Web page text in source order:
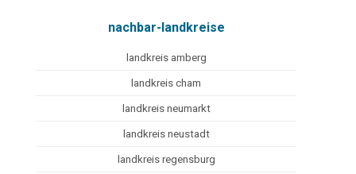
nachbar-landkreise
landkreis amberg
landkreis cham
landkreis neumarkt
landkreis neustadt
landkreis regensburg